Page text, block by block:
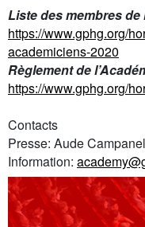
Liste des membres de
https://www.gphg.org/
academiciens-2020
Règlement de
https://www.gphg.org/
Contacts
Presse: Aude
Information: